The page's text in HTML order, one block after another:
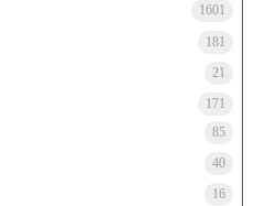
1601
181
21
171
85
40
16